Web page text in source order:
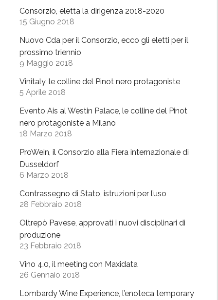
v
e
a
o
i
Consorzio, eletta la dirigenza 2018-2020
15 Giugno 2018
Nuovo Cda per il Consorzio, ecco gli eletti per il
prossimo triennio
9 Maggio 2018
Vinitaly, le colline del Pinot nero protagoniste
5 Aprile 2018
Evento Ais al Westin Palace, le colline del Pinot
nero protagoniste a Milano
18 Marzo 2018
ProWein, il Consorzio alla Fiera internazionale di
Dusseldorf
6 Marzo 2018
Contrassegno di Stato, istruzioni per l’uso
28 Febbraio 2018
Oltrepò Pavese, approvati i nuovi disciplinari di
produzione
23 Febbraio 2018
Vino 4.0, il meeting con Maxidata
26 Gennaio 2018
Lombardy Wine Experience, l’enoteca temporary